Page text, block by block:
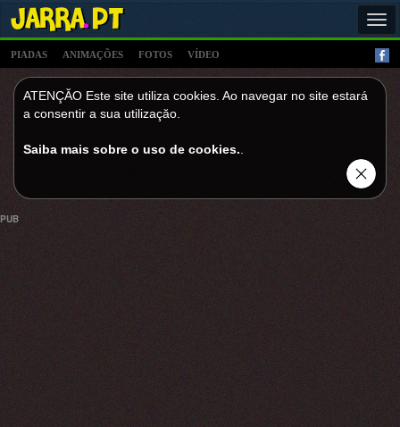
PIADAS ANIMAÇÕES FOTOS VÍDEO
ATENÇĂO Este site utiliza cookies. Ao navegar no site estará
a consentir a sua utilizaçăo.
Saiba mais sobre o uso de cookies.
PUB